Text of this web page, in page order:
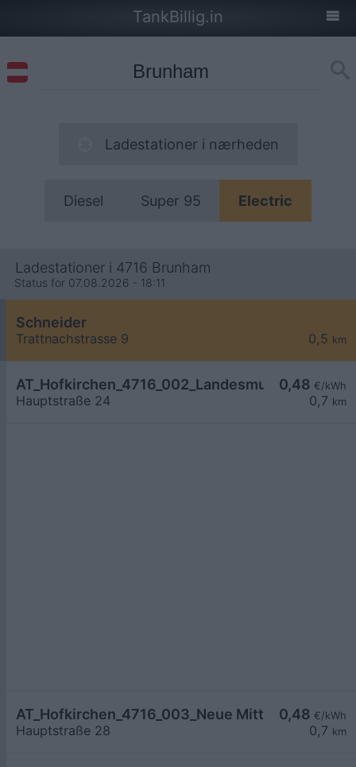
TankBillig.in
Ladestationer i nærheden
Diesel Super 95 Electric
Ladestationer i 4716 Brunham
Status for 07.08.2026 - 18:11
0,5 km
Schneider
Trattnachstrasse 9
0,48 €/kWh
0,7 km
AT_Hofkirchen_4716_002_Landesmusikschule
Hauptstraße 24
0,48 €/kWh
0,7 km
AT_Hofkirchen_4716_003_Neue Mittelschule
Hauptstraße 28